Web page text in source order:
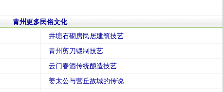
青州更多民俗文化
井塘石砌房民居建筑技艺
青州剪刀锻制技艺
云门春酒传统酿造技艺
姜太公与营丘故城的传说